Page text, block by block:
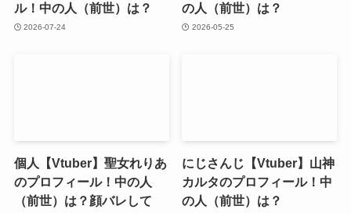
ル！中の人（前世）は？
2026-07-24
の人（前世）は？
2026-05-25
個人【Vtuber】聖女れりあ
のプロフィール！中の人
（前世）は？顔バレして
にじさんじ【Vtuber】山神
カルタのプロフィール！中
の人（前世）は？